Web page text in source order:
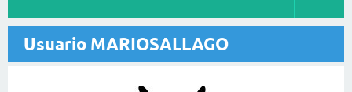
Usuario MARIOSALLAGO